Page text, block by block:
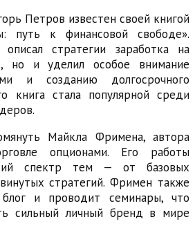
Петров известен своей книгой
путь к финансовой свободе».
стратегии заработка на
но и уделил особое внимание
и созданию долгосрочного
книга стала популярной среди
Майкла Фримена, автора
опционами. Его работы
спектр тем — от базовых
стратегий. Фримен также
и проводит семинары, что
сильный личный бренд в мире